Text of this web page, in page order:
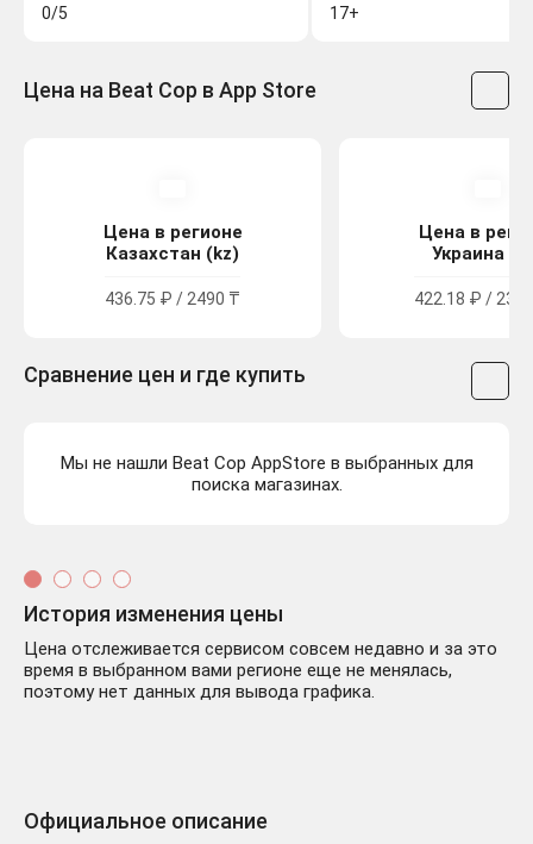
0/5
17+
Цена на Beat Cop в App Store
Цена в регионе
Казахстан (kz)
436.75 ₽ / 2490 ₸
Цена в
Украина
422.18 ₽ /
Сравнение цен и где купить
Мы не нашли Beat Cop AppStore в выбранных для
поиска магазинах.
История изменения цены
Цена отслеживается сервисом совсем недавно и за это
время в выбранном вами регионе еще не менялась,
поэтому нет данных для вывода графика.
Официальное описание